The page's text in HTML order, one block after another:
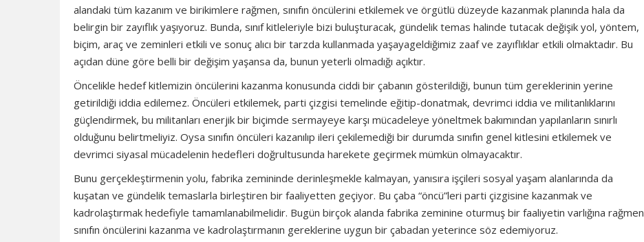
alandaki tüm kazanım ve birikimlere rağmen, sınıfın öncülerini etkilemek ve örgütlü düzeyde kazanmak planında hala da
belirgin bir zayıflık yaşıyoruz. Bunda, sınıf kitleleriyle bizi buluşturacak, gündelik temas halinde tutacak değişik yol, yöntem,
biçim, araç ve zeminleri etkili ve sonuç alıcı bir tarzda kullanmada yaşayageldiğimiz zaaf ve zayıflıklar etkili olmaktadır. Bu
açıdan düne göre belli bir değişim yaşansa da, bunun yeterli olmadığı açıktır.
Öncelikle hedef kitlemizin öncülerini kazanma konusunda ciddi bir çabanın gösterildiği, bunun tüm gereklerinin yerine
getirildiği iddia edilemez. Öncüleri etkilemek, parti çizgisi temelinde eğitip-donatmak, devrimci iddia ve militanlıklarını
güçlendirmek, bu militanları enerjik bir biçimde sermayeye karşı mücadeleye yöneltmek bakımından yapılanların sınırlı
olduğunu belirtmeliyiz. Oysa sınıfın öncüleri kazanılıp ileri çekilemediği bir durumda sınıfın genel kitlesini etkilemek ve
devrimci siyasal mücadelenin hedefleri doğrultusunda harekete geçirmek mümkün olmayacaktır.
Bunu gerçekleştirmenin yolu, fabrika zemininde derinleşmekle kalmayan, yanısıra işçileri sosyal yaşam alanlarında da
kuşatan ve gündelik temaslarla birleştiren bir faaliyetten geçiyor. Bu çaba “öncü”leri parti çizgisine kazanmak ve
kadrolaştırmak hedefiyle tamamlanabilmelidir. Bugün birçok alanda fabrika zeminine oturmuş bir faaliyetin varlığına rağmen
sınıfın öncülerini kazanma ve kadrolaştırmanın gereklerine uygun bir çabadan yeterince söz edemiyoruz.